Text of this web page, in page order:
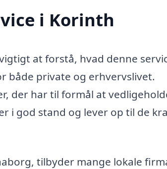
i Korinth
at forstå, hvad denne
både private og erhvervslivet.
der har til formål at
i god stand og lever op til de
tilbyder mange lokale